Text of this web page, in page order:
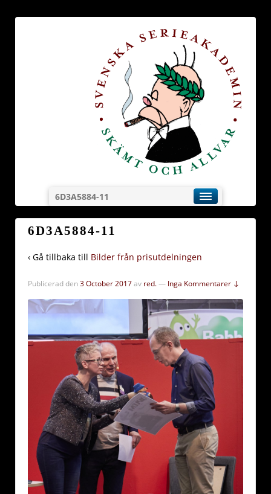
6D3A5884-11
6D3A5884-11
‹ Gå tillbaka till Bilder från prisutdelningen
Publicerad den3 October 2017av red.— Inga Kommentarer ↓